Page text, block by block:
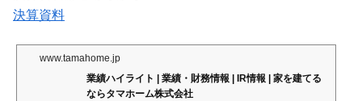
決算資料
www.tamahome.jp
業績ハイライト | 業績・財務情報 | IR情報 | 家を建てる
ならタマホーム株式会社